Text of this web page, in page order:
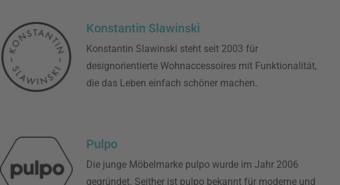
Konstantin Slawinski
Konstantin Slawinski steht seit 2003 für
designorientierte Wohnaccessoires mit Funktionalität,
die das Leben einfach schöner machen.
Pulpo
Die junge Möbelmarke pulpo wurde im Jahr 2006
gegründet. Seither ist pulpo bekannt für moderne und